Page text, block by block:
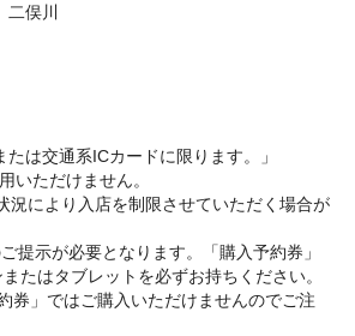
俣川
交通系ICカードに限ります。」
ただけません。
況により入店を制限させていただく場合が
提示が必要となります。「購入予約券」
タブレットを必ずお持ちください。
ではご購入いただけませんのでご注